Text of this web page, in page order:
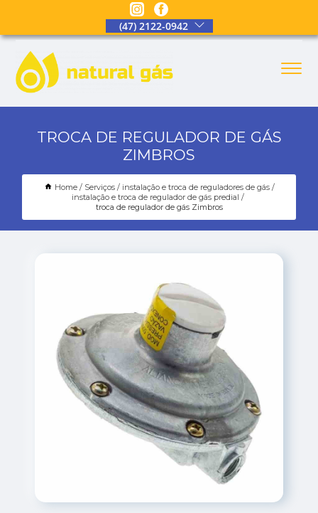
(47) 2122-0942
TROCA DE REGULADOR DE GÁS
ZIMBROS
Home Serviços
instalação e troca de reguladores de gás
instalação e troca de regulador de gás predial
troca de regulador de gás Zimbros